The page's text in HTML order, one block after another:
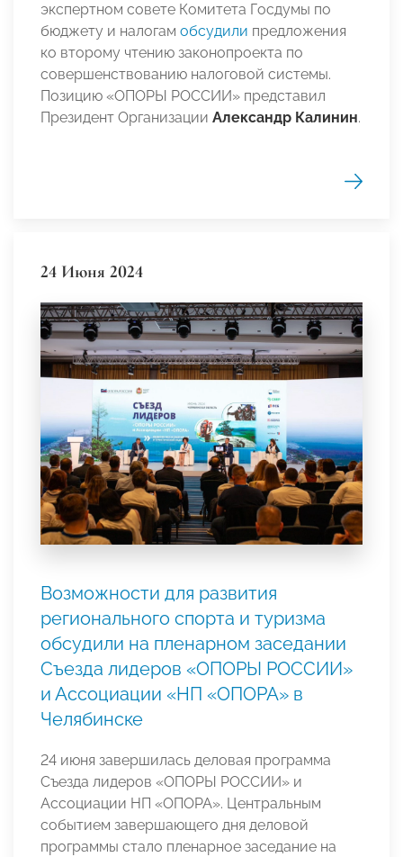
экспертном совете Комитета Госдумы по
бюджету и налогам обсудили предложения
ко второму чтению законопроекта по
совершенствованию налоговой системы.
Позицию «ОПОРЫ РОССИИ» представил
Президент Организации Александр Калинин.
24 Июня 2024
Возможности для развития
регионального спорта и туризма
обсудили на пленарном заседании
Съезда лидеров «ОПОРЫ РОССИИ»
и Ассоциации «НП «ОПОРА» в
Челябинске
24 июня завершилась деловая программа
Съезда лидеров «ОПОРЫ РОССИИ» и
Ассоциации НП «ОПОРА». Центральным
событием завершающего дня деловой
программы стало пленарное заседание на